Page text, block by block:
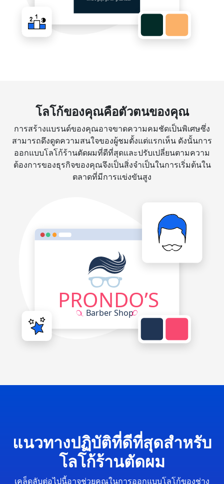
โลโก้ของคุณคือตัวตนของคุณ
การสร้างแบรนด์ของคุณอาจขาดความคมชัดเป็นพิเศษซึ่ง
สามารถดึงดูดความสนใจของผู้ชมตั้งแต่แรกเห็น ดังนั้นการ
ออกแบบโลโก้ร้านตัดผมที่ดีที่สุดและปรับเปลี่ยนตามความ
ต้องการของธุรกิจของคุณจึงเป็นสิ่งจำเป็นในการเริ่มต้นใน
ตลาดที่มีการแข่งขันสูง
แนวทางปฏิบัติที่ดีที่สุดสำหรับ
โลโก้ร้านตัดผม
เคล็ดลับต่อไปนี้อาจช่วยคุณในการออกแบบโลโก้ของช่าง